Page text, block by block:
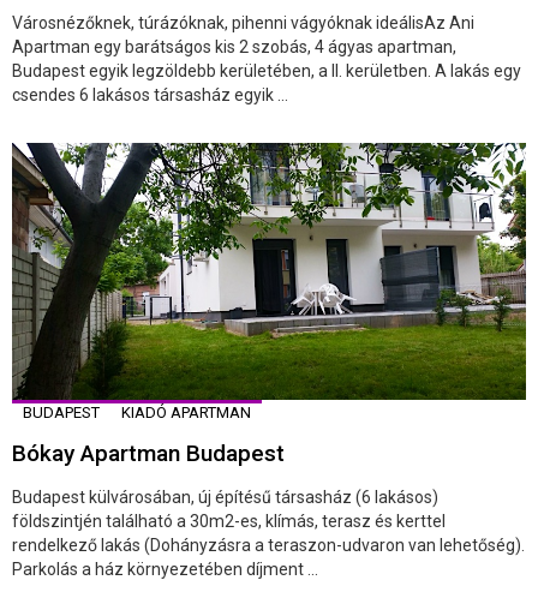
Városnézőknek, túrázóknak, pihenni vágyóknak ideálisAz Ani
Apartman egy barátságos kis 2 szobás, 4 ágyas apartman,
Budapest egyik legzöldebb kerületében, a II. kerületben. A lakás egy
csendes 6 lakásos társasház egyik ...
BUDAPEST KIADÓ APARTMAN
Bókay Apartman Budapest
Budapest külvárosában, új építésű társasház (6 lakásos)
földszintjén található a 30m2-es, klímás, terasz és kerttel
rendelkező lakás (Dohányzásra a teraszon-udvaron van lehetőség).
Parkolás a ház környezetében díjment ...